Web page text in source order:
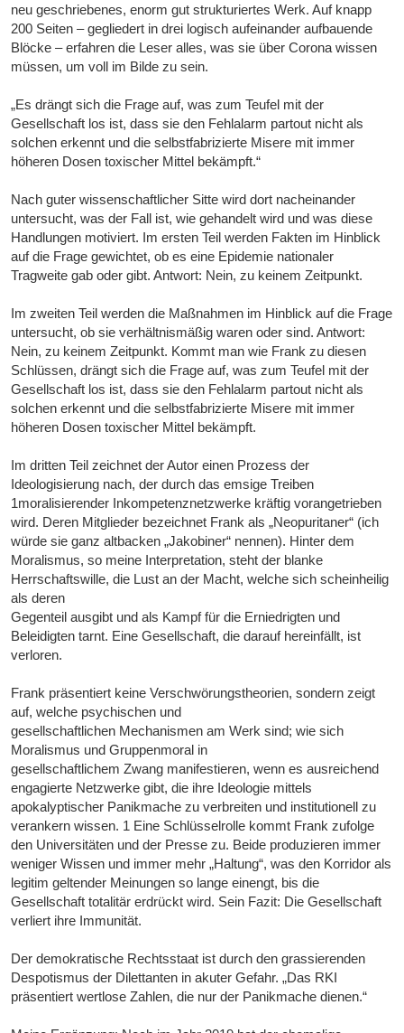
neu geschriebenes, enorm gut strukturiertes Werk. Auf knapp
200 Seiten – gegliedert in drei logisch aufeinander aufbauende
Blöcke – erfahren die Leser alles, was sie über Corona wissen
müssen, um voll im Bilde zu sein.
„Es drängt sich die Frage auf, was zum Teufel mit der
Gesellschaft los ist, dass sie den Fehlalarm partout nicht als
solchen erkennt und die selbstfabrizierte Misere mit immer
höheren Dosen toxischer Mittel bekämpft.“
Nach guter wissenschaftlicher Sitte wird dort nacheinander
untersucht, was der Fall ist, wie gehandelt wird und was diese
Handlungen motiviert. Im ersten Teil werden Fakten im Hinblick
auf die Frage gewichtet, ob es eine Epidemie nationaler
Tragweite gab oder gibt. Antwort: Nein, zu keinem Zeitpunkt.
Im zweiten Teil werden die Maßnahmen im Hinblick auf die Frage
untersucht, ob sie verhältnismäßig waren oder sind. Antwort:
Nein, zu keinem Zeitpunkt. Kommt man wie Frank zu diesen
Schlüssen, drängt sich die Frage auf, was zum Teufel mit der
Gesellschaft los ist, dass sie den Fehlalarm partout nicht als
solchen erkennt und die selbstfabrizierte Misere mit immer
höheren Dosen toxischer Mittel bekämpft.
Im dritten Teil zeichnet der Autor einen Prozess der
Ideologisierung nach, der durch das emsige Treiben
1moralisierender Inkompetenznetzwerke kräftig vorangetrieben
wird. Deren Mitglieder bezeichnet Frank als „Neopuritaner“ (ich
würde sie ganz altbacken „Jakobiner“ nennen). Hinter dem
Moralismus, so meine Interpretation, steht der blanke
Herrschaftswille, die Lust an der Macht, welche sich scheinheilig
als deren
Gegenteil ausgibt und als Kampf für die Erniedrigten und
Beleidigten tarnt. Eine Gesellschaft, die darauf hereinfällt, ist
verloren.
Frank präsentiert keine Verschwörungstheorien, sondern zeigt
auf, welche psychischen und
gesellschaftlichen Mechanismen am Werk sind; wie sich
Moralismus und Gruppenmoral in
gesellschaftlichem Zwang manifestieren, wenn es ausreichend
engagierte Netzwerke gibt, die ihre Ideologie mittels
apokalyptischer Panikmache zu verbreiten und institutionell zu
verankern wissen. 1 Eine Schlüsselrolle kommt Frank zufolge
den Universitäten und der Presse zu. Beide produzieren immer
weniger Wissen und immer mehr „Haltung“, was den Korridor als
legitim geltender Meinungen so lange einengt, bis die
Gesellschaft totalitär erdrückt wird. Sein Fazit: Die Gesellschaft
verliert ihre Immunität.
Der demokratische Rechtsstaat ist durch den grassierenden
Despotismus der Dilettanten in akuter Gefahr. „Das RKI
präsentiert wertlose Zahlen, die nur der Panikmache dienen.“